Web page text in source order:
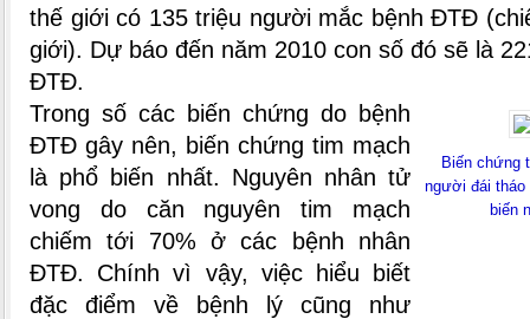
thế giới có 135 triệu người mắc bệnh ĐTĐ
giới). Dự báo đến năm 2010 con số đó sẽ là
ĐTĐ.
Biến chứng
người đái tháo
biến
Trong số các biến chứng do bệnh
ĐTĐ gây nên, biến chứng tim mạch
là phổ biến nhất. Nguyên nhân tử
vong do căn nguyên tim mạch
chiếm tới 70% ở các bệnh nhân
ĐTĐ. Chính vì vậy, việc hiểu biết
đặc điểm về bệnh lý cũng như